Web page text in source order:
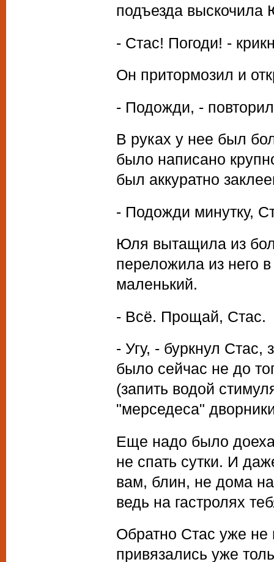
подъезда выскочила
- Стас! Погоди! -
Он притормозил и
- Подожди, -
В руках у нее был
было написано
был аккуратно
- Подожди минутку,
Юля вытащила из
переложила из него
маленький.
- Всё. Прощай, Стас.
- Угу, - буркнул
было сейчас не до
(запить водой
"мерседеса"
Еще надо было
не спать сутки. И
вам, блин, не дома
ведь на гастролях
Обратно Стас уже не
привязались уже